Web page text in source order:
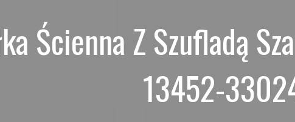
Ścienna Z Szufladą
13452-